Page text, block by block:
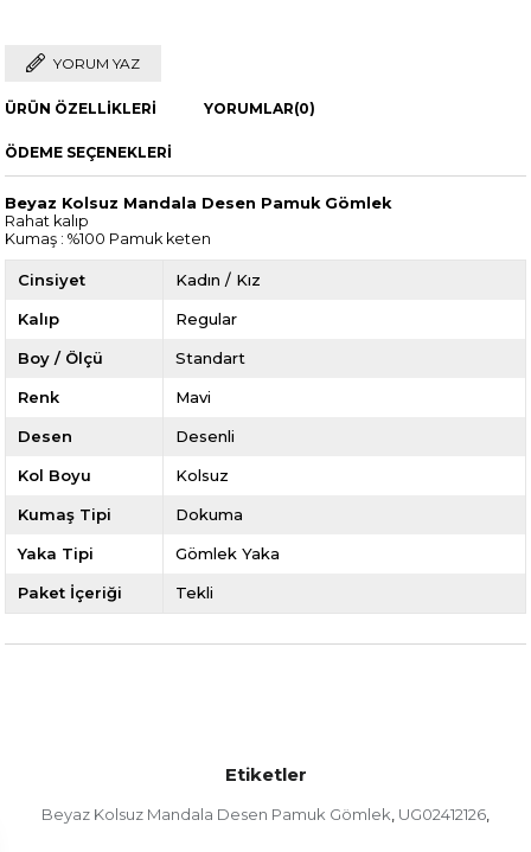
YORUM YAZ
ÜRÜN ÖZELLIKLERI YORUMLAR(0)
ÖDEME SEÇENEKLERI
Beyaz Kolsuz Mandala Desen Pamuk Gömlek
Rahat kalıp
Kumaş : %100 Pamuk keten
Cinsiyet Kadın / Kız
Kalıp Regular
Boy / Ölçü Standart
Renk Mavi
Desen Desenli
Kol Boyu Kolsuz
Kumaş Tipi Dokuma
Yaka Tipi Gömlek Yaka
Paket İçeriği Tekli
Etiketler
Beyaz Kolsuz Mandala Desen Pamuk Gömlek UG02412126